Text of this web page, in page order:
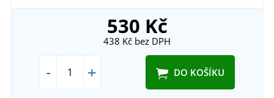
530 Kč
438 Kč bez DPH
- + DO KOŠÍKU